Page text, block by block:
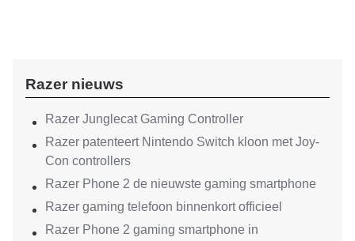
Razer nieuws
Razer Junglecat Gaming Controller
Razer patenteert Nintendo Switch kloon met Joy-
Con controllers
Razer Phone 2 de nieuwste gaming smartphone
Razer gaming telefoon binnenkort officieel
Razer Phone 2 gaming smartphone in